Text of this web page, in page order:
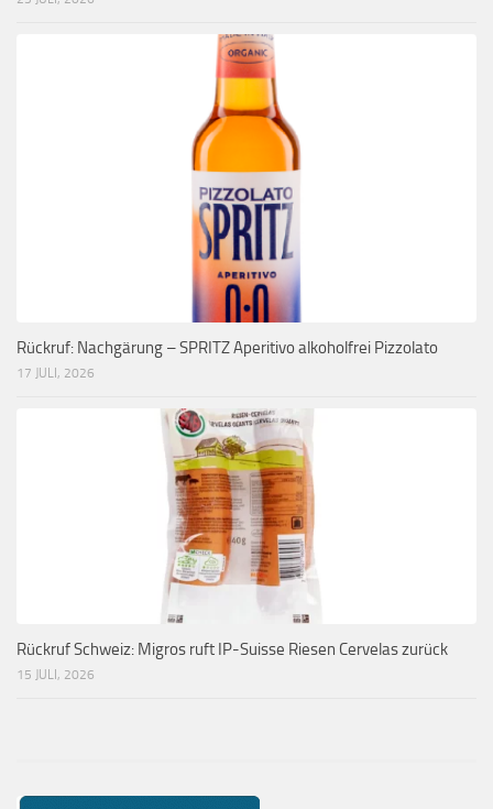
Rückruf: Nachgärung – SPRITZ Aperitivo alkoholfrei Pizzolato
17 JULI, 2026
Rückruf Schweiz: Migros ruft IP-Suisse Riesen Cervelas zurück
15 JULI, 2026